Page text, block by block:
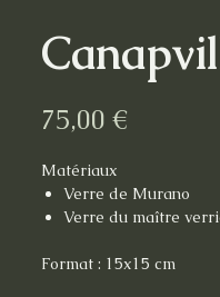
75,00 €Prix
Matériaux
Verre de Murano
Verre du maître
Format : 15x15 cm